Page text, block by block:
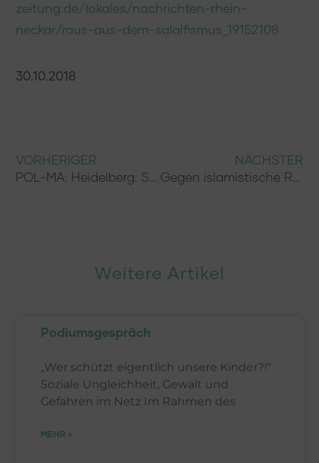
zeitung.de/lokales/nachrichten-rhein-
neckar/raus-aus-dem-salalfismus_19152108
30.10.2018
VORHERIGER
NÄCHSTER
Weitere Artikel
Podiumsgespräch
„Wer schützt eigentlich unsere Kinder?!“
Soziale Ungleichheit, Gewalt und
Gefahren im Netz Im Rahmen des
MEHR »